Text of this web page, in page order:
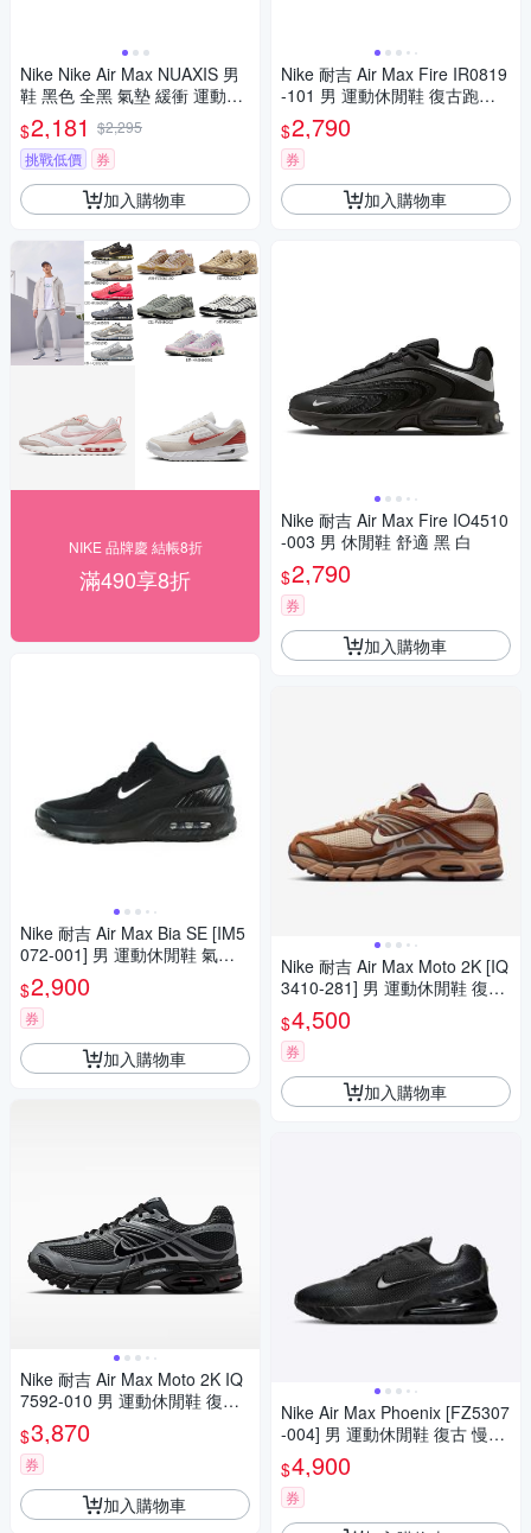
Nike Nike Air Max NUAXIS 男
鞋 黑色 全黑 氣墊 緩衝 運動鞋
慢跑鞋 FD4329-004
$2,181 $2,295
挑戰低價
券
加入購物車
NIKE 品牌慶 結帳8折
滿490享8折
Nike 耐吉 Air Max Bia SE [IM5
072-001] 男 運動休閒鞋 氣墊
緩震 舒適 黑銀
$2,900
券
加入購物車
Nike 耐吉 Air Max Moto 2K IQ
7592-010 男 運動休閒鞋 復古
鞋 緩震 黑 銀灰
$3,870
券
加入購物車
Nike 耐吉 Air Max Fire IR0819
-101 男 運動休閒鞋 復古跑鞋
氣墊 緩震 白黑
$2,790
券
加入購物車
Nike 耐吉 Air Max Fire IO4510
-003 男 休閒鞋 舒適 黑 白
$2,790
券
加入購物車
Nike 耐吉 Air Max Moto 2K [IQ
3410-281] 男 運動休閒鞋 復古
鞋 緩震 舒適 棕
$4,500
券
加入購物車
Nike Air Max Phoenix [FZ5307
-004] 男 運動休閒鞋 復古 慢跑
鞋 氣墊 緩震 黑 銀灰
$4,900
券